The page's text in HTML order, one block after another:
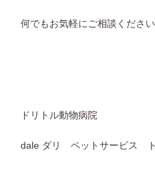
何でもお気軽にご相談ください
ドリトル動物病院
dale ダリ ペットサービス ト